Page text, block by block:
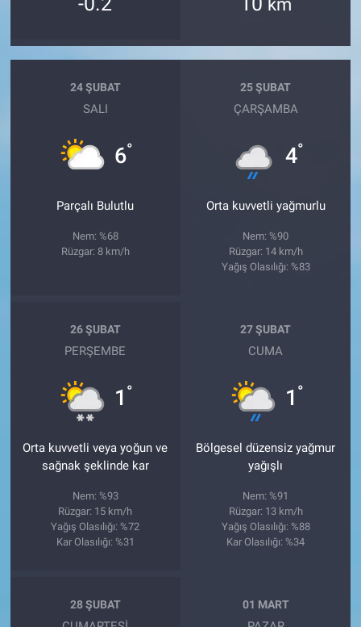
km
24 ŞUBAT
SALI
6°
Parçalı Bulutlu
Nem: %68
Rüzgar: 8 km/h
25 ŞUBAT
ÇARŞAMBA
4°
Orta kuvvetli yağmurlu
Nem: %90
Rüzgar: 14 km/h
Yağış Olasılığı: %83
26 ŞUBAT
PERŞEMBE
1 °
Orta kuvvetli veya yoğun ve
sağnak şeklinde kar
Nem: %93
Rüzgar: 15 km/h
Yağış Olasılığı: %72
Kar Olasılığı: %31
27 ŞUBAT
CUMA
1 °
Bölgesel düzensiz yağmur
yağışlı
Nem: %91
Rüzgar: 13 km/h
Yağış Olasılığı: %88
Kar Olasılığı: %34
28 ŞUBAT 01 MART